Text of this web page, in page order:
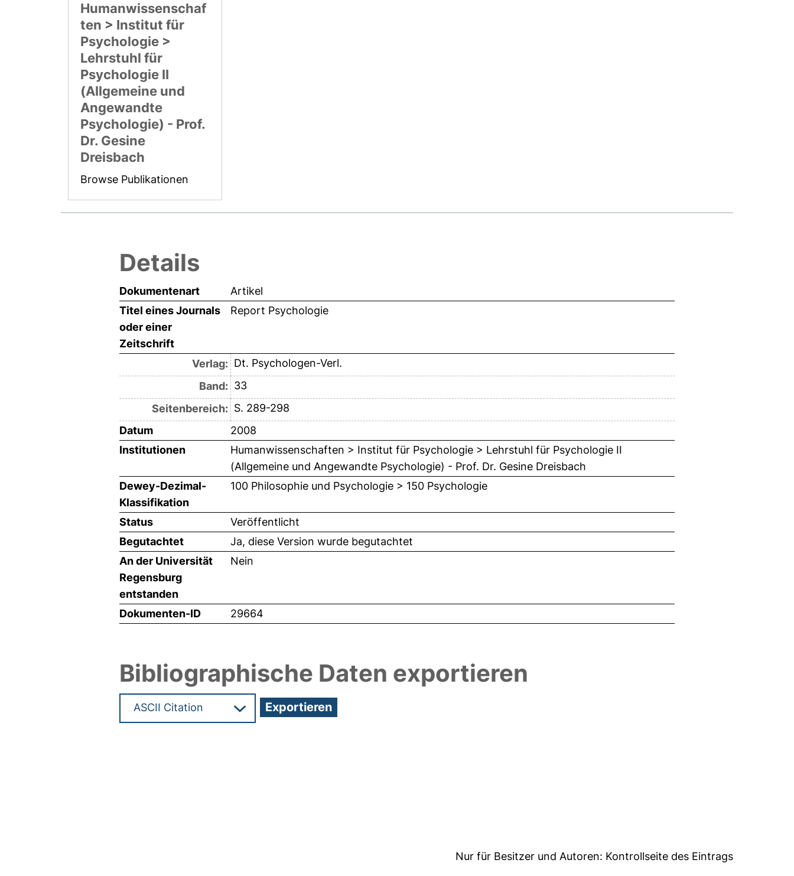
Humanwissenschaf
ten > Institut für
Psychologie >
Lehrstuhl für
Psychologie II
(Allgemeine und
Angewandte
Psychologie) - Prof.
Dr. Gesine
Dreisbach
Browse Publikationen
Details
Dokumentenart
Artikel
Titel eines Journals
oder einer
Zeitschrift
Report Psychologie
Verlag: Dt. Psychologen-Verl.
Band: 33
Seitenbereich: S. 289-298
Datum
2008
Institutionen
Humanwissenschaften > Institut für Psychologie > Lehrstuhl für Psychologie II
(Allgemeine und Angewandte Psychologie) - Prof. Dr. Gesine Dreisbach
Dewey-Dezimal-
Klassifikation
100 Philosophie und Psychologie > 150 Psychologie
Status
Veröffentlicht
Begutachtet
Ja, diese Version wurde begutachtet
An der Universität
Regensburg
entstanden
Nein
Dokumenten-ID 29664
Bibliographische Daten exportieren
Nur für Besitzer und Autoren: Kontrollseite des Eintrags